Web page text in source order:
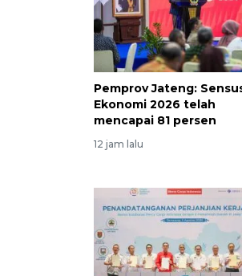
Pemprov Jateng:
Ekonomi 2026 telah
mencapai 81 persen
12 jam lalu